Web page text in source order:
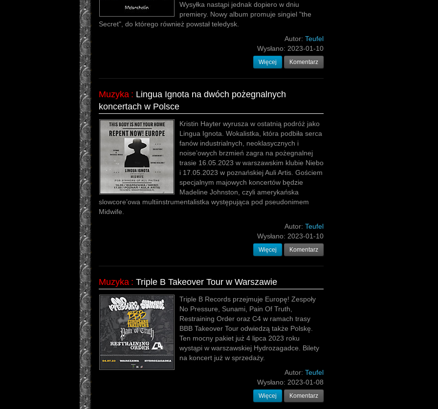
Wysyłka nastąpi jednak dopiero w dniu
premiery. Nowy album promuje singiel "the
Secret", do którego również powstał teledysk.
Autor: Teufel
Wysłano: 2023-01-10
Więcej Komentarz
Muzyka : Lingua Ignota na dwóch pożegnalnych
koncertach w Polsce
Kristin Hayter wyrusza w ostatnią podróż jako
Lingua Ignota. Wokalistka, która podbiła serca
fanów industrialnych, neoklasycznych i
noise’owych brzmień zagra na pożegnalnej
trasie 16.05.2023 w warszawskim klubie Niebo
i 17.05.2023 w poznańskiej Auli Artis. Gościem
specjalnym majowych koncertów będzie
Madeline Johnston, czyli amerykańska
slowcore’owa multiinstrumentalistka występująca pod pseudonimem
Midwife.
Autor: Teufel
Wysłano: 2023-01-10
Więcej Komentarz
Muzyka : Triple B Takeover Tour w Warszawie
Triple B Records przejmuje Europę! Zespoły
No Pressure, Sunami, Pain Of Truth,
Restraining Order oraz C4 w ramach trasy
BBB Takeover Tour odwiedzą także Polskę.
Ten mocny pakiet już 4 lipca 2023 roku
wystąpi w warszawskiej Hydrozagadce. Bilety
na koncert już w sprzedaży.
Autor: Teufel
Wysłano: 2023-01-08
Więcej Komentarz